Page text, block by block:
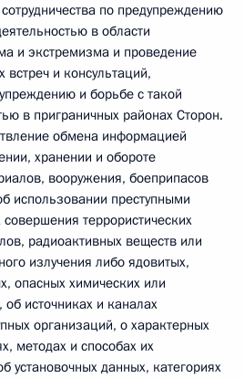
по предупреждению
в области
и экстремизма и проведение
встреч и консультаций,
и борьбе с такой
в приграничных районах Сторон.
обмена информацией
хранении и обороте
вооружения, боеприпасов
использовании преступными
террористических
радиоактивных веществ или
излучения либо ядовитых,
опасных химических или
источниках и каналах
организаций, о характерных
методах и способах их
установочных данных, категориях